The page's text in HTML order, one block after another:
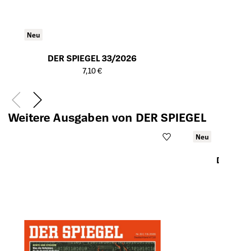
Neu
DER SPIEGEL 33/2026
Öffnet die Detailseite des Produkts
7,10 €
Weitere Ausgaben von DER SPIEGEL
Neu